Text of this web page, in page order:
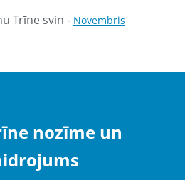
Trīne svin - Novembris
nozīme un